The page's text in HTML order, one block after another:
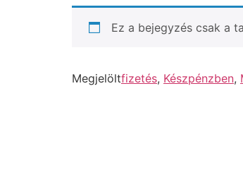
Ez a bejegyzés csak a
Megjelöltfizetés, Készpénzben,